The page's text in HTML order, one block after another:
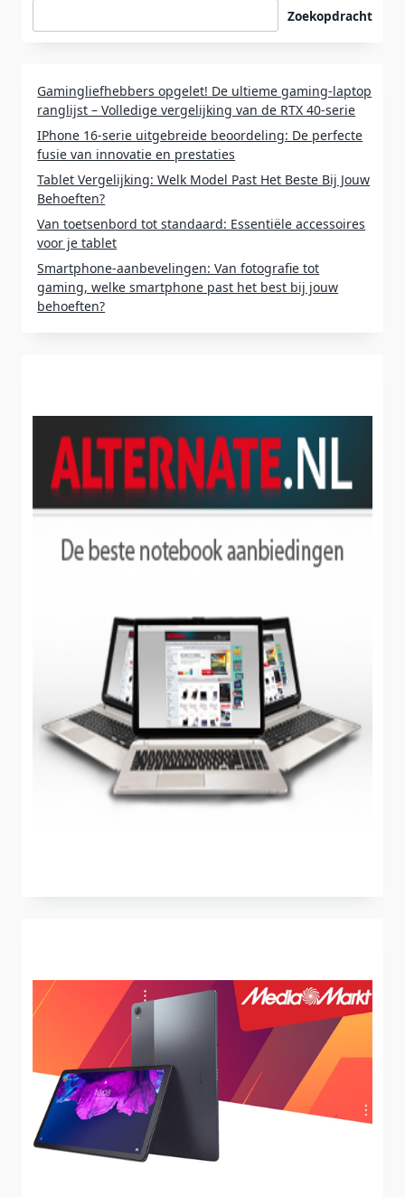
Zoekopdracht
Gamingliefhebbers opgelet! De ultieme gaming-laptop
ranglijst – Volledige vergelijking van de RTX 40-serie
IPhone 16-serie uitgebreide beoordeling: De perfecte
fusie van innovatie en prestaties
Tablet Vergelijking: Welk Model Past Het Beste Bij Jouw
Behoeften?
Van toetsenbord tot standaard: Essentiële accessoires
voor je tablet
Smartphone-aanbevelingen: Van fotografie tot
gaming, welke smartphone past het best bij jouw
behoeften?